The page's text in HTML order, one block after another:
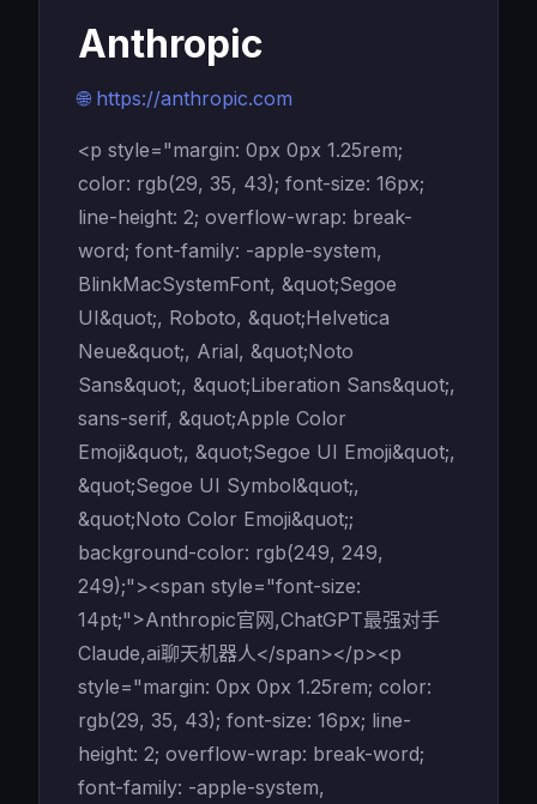
Anthropic
🌐 https://anthropic.com
<p style="margin: 0px 0px 1.25rem;
color: rgb(29, 35, 43); font-size: 16px;
line-height: 2; overflow-wrap: break-
word; font-family: -apple-system,
BlinkMacSystemFont, &quot;Segoe
UI&quot;, Roboto, &quot;Helvetica
Neue&quot;, Arial, &quot;Noto
Sans&quot;, &quot;Liberation Sans&quot;,
sans-serif, &quot;Apple Color
Emoji&quot;, &quot;Segoe UI Emoji&quot;,
&quot;Segoe UI Symbol&quot;,
&quot;Noto Color Emoji&quot;;
background-color: rgb(249, 249,
249);"><span style="font-size:
14pt;">Anthropic官网,ChatGPT最强对手
Claude,ai聊天机器人</span></p><p
style="margin: 0px 0px 1.25rem; color:
rgb(29, 35, 43); font-size: 16px; line-
height: 2; overflow-wrap: break-word;
font-family: -apple-system,